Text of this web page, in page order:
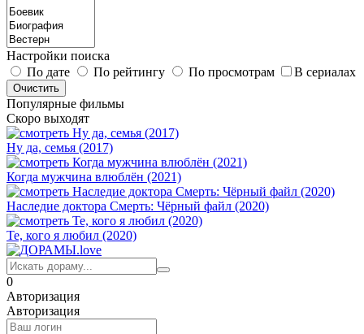
Настройки поиска
По дате
По рейтингу По просмотрам В сериалах
Популярные фильмы
Скоро выходят
Ну да, семья (2017)
Когда мужчина влюблён (2021)
Наследие доктора Смерть: Чёрный файл (2020)
Те, кого я любил (2020)
0
Авторизация
Авторизация